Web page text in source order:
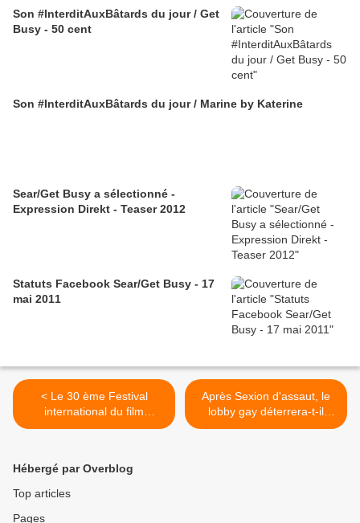
Son #InterditAuxBâtards du jour / Get
Busy - 50 cent
Son #InterditAuxBâtards du jour / Marine by Katerine
Sear/Get Busy a sélectionné -
Expression Direkt - Teaser 2012
Statuts Facebook Sear/Get Busy - 17
mai 2011
< Le 30 ème Festival
international du film
d’Amiens 2010
Après Sexion d'assaut, le
lobby gay déterrera-t-il
Fernandel pour lui faire un
Hébergé par Overblog
Top articles
Pages